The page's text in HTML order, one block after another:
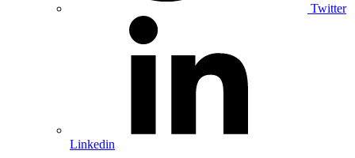
Twitter
Linkedin